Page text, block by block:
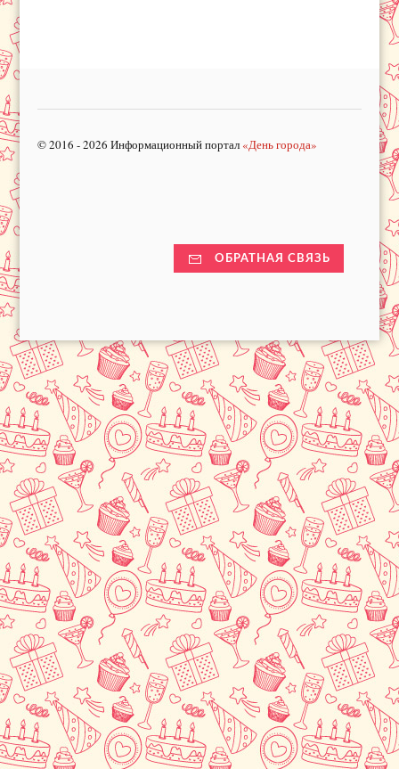
© 2016 - 2026 Информационный портал «День города»
ОБРАТНАЯ СВЯЗЬ